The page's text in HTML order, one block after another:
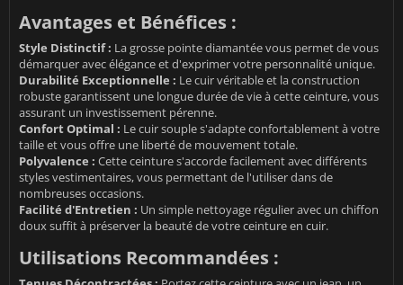
Avantages et Bénéfices :
Style Distinctif : La grosse pointe diamantée vous permet de vous
démarquer avec élégance et d'exprimer votre personnalité unique.
Durabilité Exceptionnelle : Le cuir véritable et la construction
robuste garantissent une longue durée de vie à cette ceinture, vous
assurant un investissement pérenne.
Confort Optimal : Le cuir souple s'adapte confortablement à votre
taille et vous offre une liberté de mouvement totale.
Polyvalence : Cette ceinture s'accorde facilement avec différents
styles vestimentaires, vous permettant de l'utiliser dans de
nombreuses occasions.
Facilité d'Entretien : Un simple nettoyage régulier avec un chiffon
doux suffit à préserver la beauté de votre ceinture en cuir.
Utilisations Recommandées :